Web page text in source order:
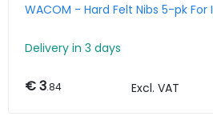
WACOM - Hard Felt Nibs 5-pk For
Delivery in 3 days
€ 3.84 Excl. VAT